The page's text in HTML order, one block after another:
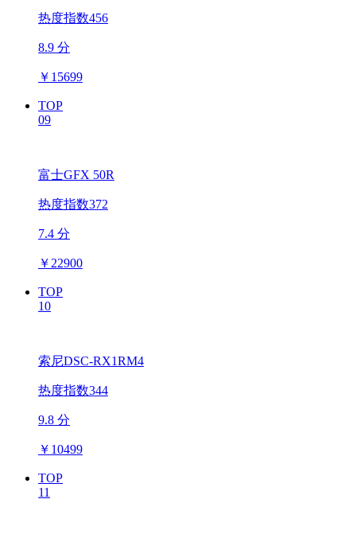
热度指数456
8.9 分
￥ 15699
TOP
09
富士GFX 50R
热度指数372
7.4 分
￥ 22900
TOP
10
索尼DSC-RX1RM4
热度指数344
9.8 分
￥ 10499
TOP
11